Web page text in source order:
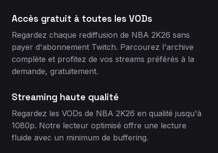
Accès gratuit à toutes les VODs
Regardez chaque rediffusion de NBA 2K26 sans
payer d'abonnement Twitch. Parcourez l'archive
complète et profitez de vos streams préférés à la
demande, gratuitement.
Streaming haute qualité
Regardez les VODs de NBA 2K26 en qualité jusqu'à
1080p. Notre lecteur optimisé offre une lecture
fluide avec un minimum de buffering.